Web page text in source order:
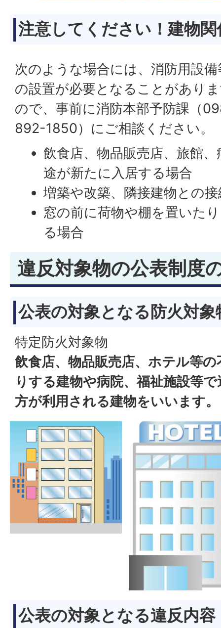
注意してください！建物
次のような場合には、消防用設備
の設置が必要となることがあり
ので、事前に消防本部予防課（
892-1850）にご相談ください。
飲食店、物品販売店、旅館
途が新たに入居する場合
増築や改築、隣接建物との
窓の前に荷物や棚を置いた
る場合
違反対象物の公表制度
公表の対象となる防火対象
特定防火対象物
飲食店、物品販売店、ホテル等
りする建物や病院、福祉施設等
方が利用される建物をいいます。
公表の対象となる違反内容